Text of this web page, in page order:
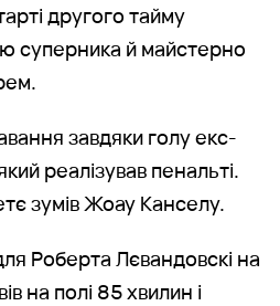
другого тайму
суперника й майстерно
завдяки голу екс-
реалізував пенальті.
зумів Жоау Канселу.
Роберта Лєвандовскі на
на полі 85 хвилин і